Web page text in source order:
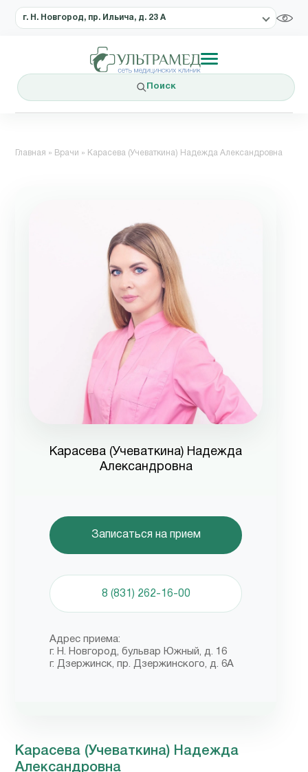
г. Н. Новгород, пр. Ильича, д. 23 А
Поиск
Главная » Врачи » Карасева (Учеваткина) Надежда Александровна
Карасева (Учеваткина) Надежда
Александровна
Записаться на прием
8 (831) 262-16-00
Адрес приема:
г. Н. Новгород, бульвар Южный, д. 16
г. Дзержинск, пр. Дзержинского, д. 6А
Карасева (Учеваткина) Надежда
Александровна